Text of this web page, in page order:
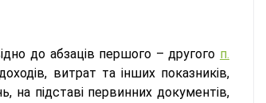
до абзаців першого – другого п.
витрат та інших показників,
на підставі первинних документів,